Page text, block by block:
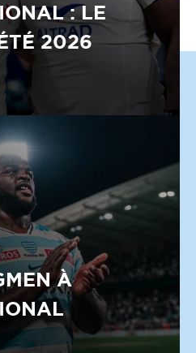
: LE
2026
À